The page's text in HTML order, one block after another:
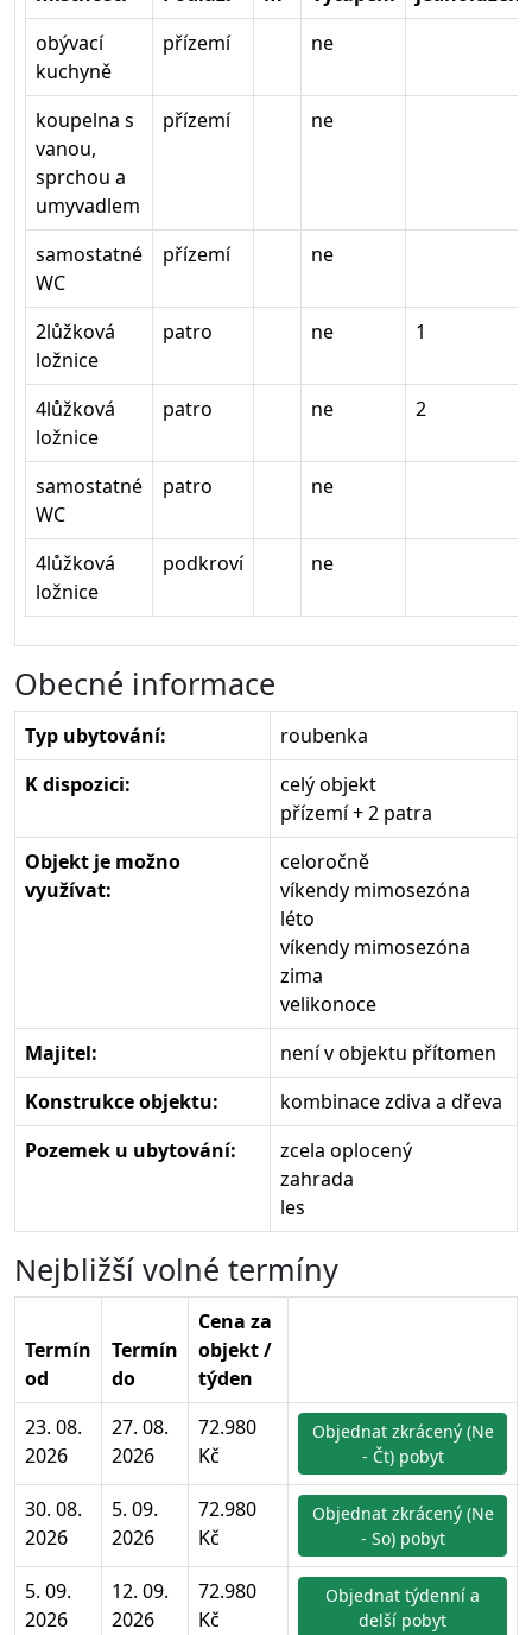
obývací
kuchyně
přízemí ne
koupelna s
vanou,
sprchou a
umyvadlem
přízemí ne
samostatné
WC
přízemí ne
2lůžková
ložnice
patro ne 1
4lůžková
ložnice
patro ne 2
samostatné
WC
patro ne
4lůžková
ložnice
podkroví ne
Obecné informace
Typ ubytování:
roubenka
K dispozici:
celý objekt
přízemí + 2 patra
Objekt je možno
využívat:
celoročně
víkendy mimosezóna
léto
víkendy mimosezóna
zima
velikonoce
Majitel:
není v objektu přítomen
Konstrukce objektu:
kombinace zdiva a dřeva
Pozemek u ubytování:
zcela oplocený
zahrada
les
Nejbližší volné termíny
Termín
od
Termín
do
Cena za
objekt /
týden
23. 08.
2026
27. 08.
2026
72.980
Kč
Objednat zkrácený (Ne
- Čt) pobyt
30. 08.
2026
5. 09.
2026
72.980
Kč
Objednat zkrácený (Ne
- So) pobyt
5. 09.
2026
12. 09.
2026
72.980
Kč
Objednat týdenní a
delší pobyt